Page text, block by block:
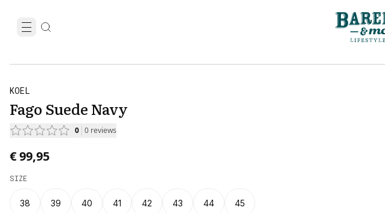
KOEL
Fago Suede Navy
0 0 reviews
€ 99,95
SIZE
38 39 40 41 42 43 44 45